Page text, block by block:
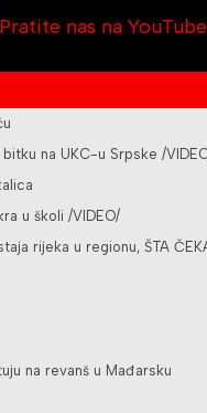
na UKC-u Srpske /
u školi /VIDEO/
rijeka u regionu, ŠTA
na revanš u Mađarsku